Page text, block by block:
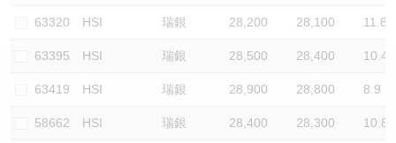
63320 HSI 瑞銀 28,200 28,100 11.8
63395 HSI 瑞銀 28,500 28,400 10.4
63419 HSI 瑞銀 28,900 28,800 8.9
58662 HSI 瑞銀 28,400 28,300 10.8
認股證/牛熊證日誌
認股證文件及公告
牛熊證到期結算價查詢
牛熊證分析儀
中資ETFs溢價比較
AH 股價對照